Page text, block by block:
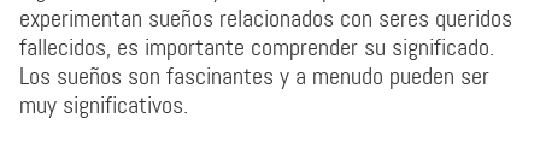
experimentan sueños relacionados con seres queridos
fallecidos, es importante comprender su significado.
Los sueños son fascinantes y a menudo pueden ser
muy significativos.